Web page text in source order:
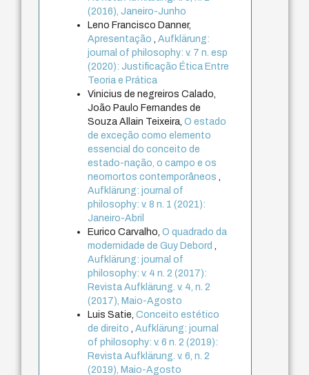
(2016), Janeiro-Junho
Leno Francisco Danner,
Apresentação
,Aufklärung:
journal of philosophy: v. 7 n. esp
(2020): Justificação Ética Entre
Teoria e Prática
Vinicius de negreiros Calado,
João Paulo Fernandes de
Souza Allain Teixeira,O estado
de exceção como elemento
essencial do conceito de
estado-nação, o campo e os
neomortos contemporâneos
Aufklärung: journal of
philosophy: v. 8 n. 1 (2021):
Janeiro-Abril
Eurico Carvalho,O quadrado da
modernidade de Guy Debord
Aufklärung: journal of
philosophy: v. 4 n. 2 (2017):
Revista Aufklärung. v. 4, n. 2
(2017), Maio-Agosto
Luis Satie,Conceito estético
de direito
,Aufklärung: journal
of philosophy: v. 6 n. 2 (2019):
Revista Aufklärung. v. 6, n. 2
(2019), Maio-Agosto